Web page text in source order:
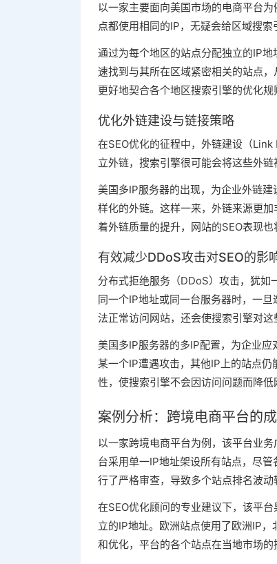
以一家主要面向美国市场的电商平台
点都使用相同的IP，无疑会给区域搜索
通过为每个地区的站点分配独立的IP
速找到与其所在区域紧密相关的站点
更好地契合各个地区搜索引擎的优化
优化外链建设与链接策略
在SEO优化的征程中，外链建设（
立外链，搜索引擎很可能会将这些外
美国多IP服务器的出现，为企业外链
样化的外链。这样一来，外链来源更
着外链质量的提升，网站的SEO表现
有效减少DDoS攻击对SEO的影
分布式拒绝服务（DDoS）攻击，犹如
同一个IP地址或同一台服务器时，一
法正常访问网站，还会使搜索引擎对
美国多IP服务器的多IP配置，为企业
某一个IP遭遇攻击，其他IP上的站点
性，使搜索引擎不会因访问问题而降
案例分析：跨境电商平台的
以一家跨境电商平台为例，该平台业
台采用单一IP地址架设所有站点，尽
行了严格审查，导致多个站点排名波动
在SEO优化顾问的专业建议下，该平
立的IP地址。欧洲站点使用了欧洲IP
和优化，平台的各个站点在当地市场